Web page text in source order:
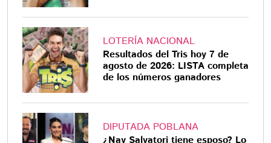
LOTERÍA NACIONAL
Resultados del Tris hoy 7 de
agosto de 2026: LISTA completa
de los números ganadores
DIPUTADA POBLANA